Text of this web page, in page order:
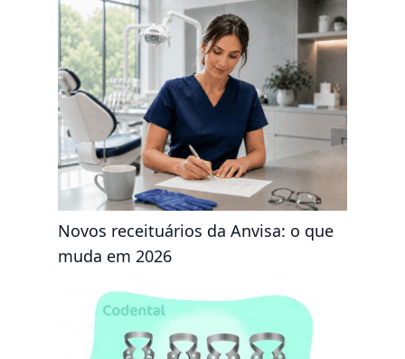
Novos receituários da Anvisa: o que
muda em 2026